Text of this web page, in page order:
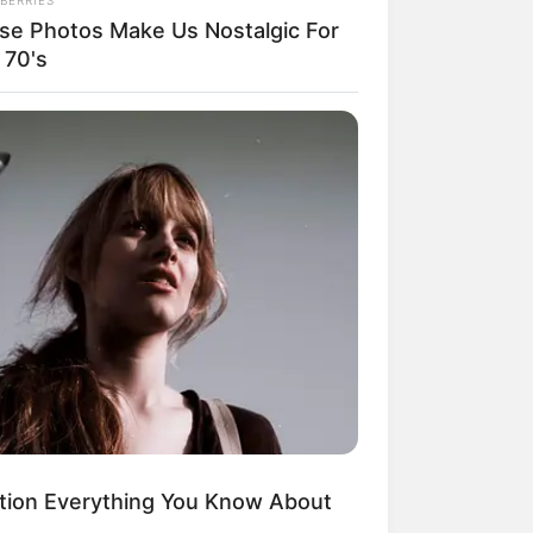
Banget! 10 Pose Lucu
yang Bikin Ketawa
10 Kalimat Baper
Bahasa Jawa Ini Bikin
Abis
Photos Make Us Nostalgic For
Everything You Know About